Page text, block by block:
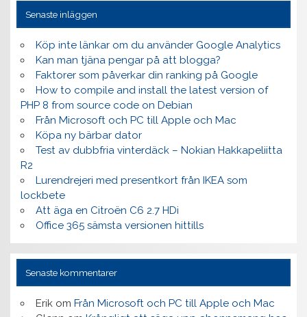
Senaste inläggen
Köp inte länkar om du använder Google Analytics
Kan man tjäna pengar på att blogga?
Faktorer som påverkar din ranking på Google
How to compile and install the latest version of
PHP 8 from source code on Debian
Från Microsoft och PC till Apple och Mac
Köpa ny bärbar dator
Test av dubbfria vinterdäck – Nokian Hakkapeliitta
R2
Lurendrejeri med presentkort från IKEA som
lockbete
Att äga en Citroën C6 2.7 HDi
Office 365 sämsta versionen hittills
Senaste kommentarer
Erikom Från Microsoft och PC till Apple och Mac